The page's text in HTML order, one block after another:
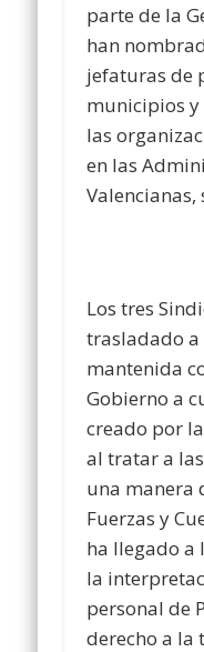
parte de la
han
jefaturas de
municipios
las
en las
Valencianas,
Los tres
trasladado
mantenida
Gobierno a
creado por
al tratar a
una manera
Fuerzas y
ha llegado a
la
personal de
derecho a la